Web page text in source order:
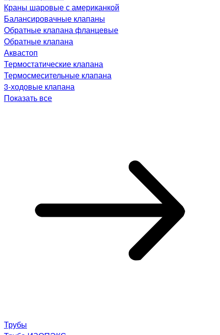
Краны шаровые с американкой
Балансировачные клапаны
Обратные клапана фланцевые
Обратные клапана
Аквастоп
Термостатические клапана
Термосмесительные клапана
3-ходовые клапана
Показать все
Трубы